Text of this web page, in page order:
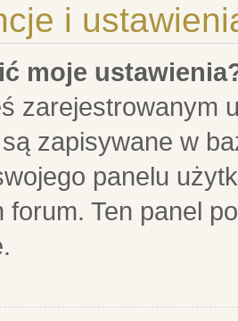
i
moje
zarejestrowanym
zapisywane w
panelu
forum. Ten panel